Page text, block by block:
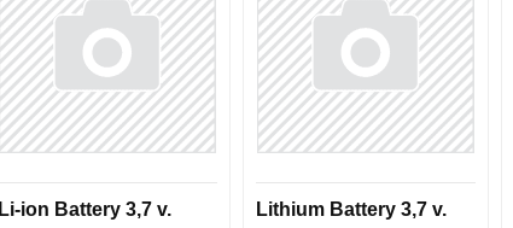
Li-ion Battery 3,7 v.
Lithium Battery 3,7 v.